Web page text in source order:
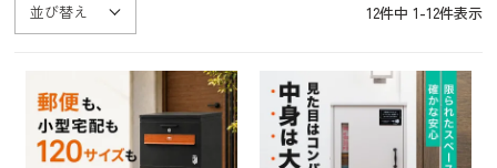
並び替え 12件中 1-12件表示